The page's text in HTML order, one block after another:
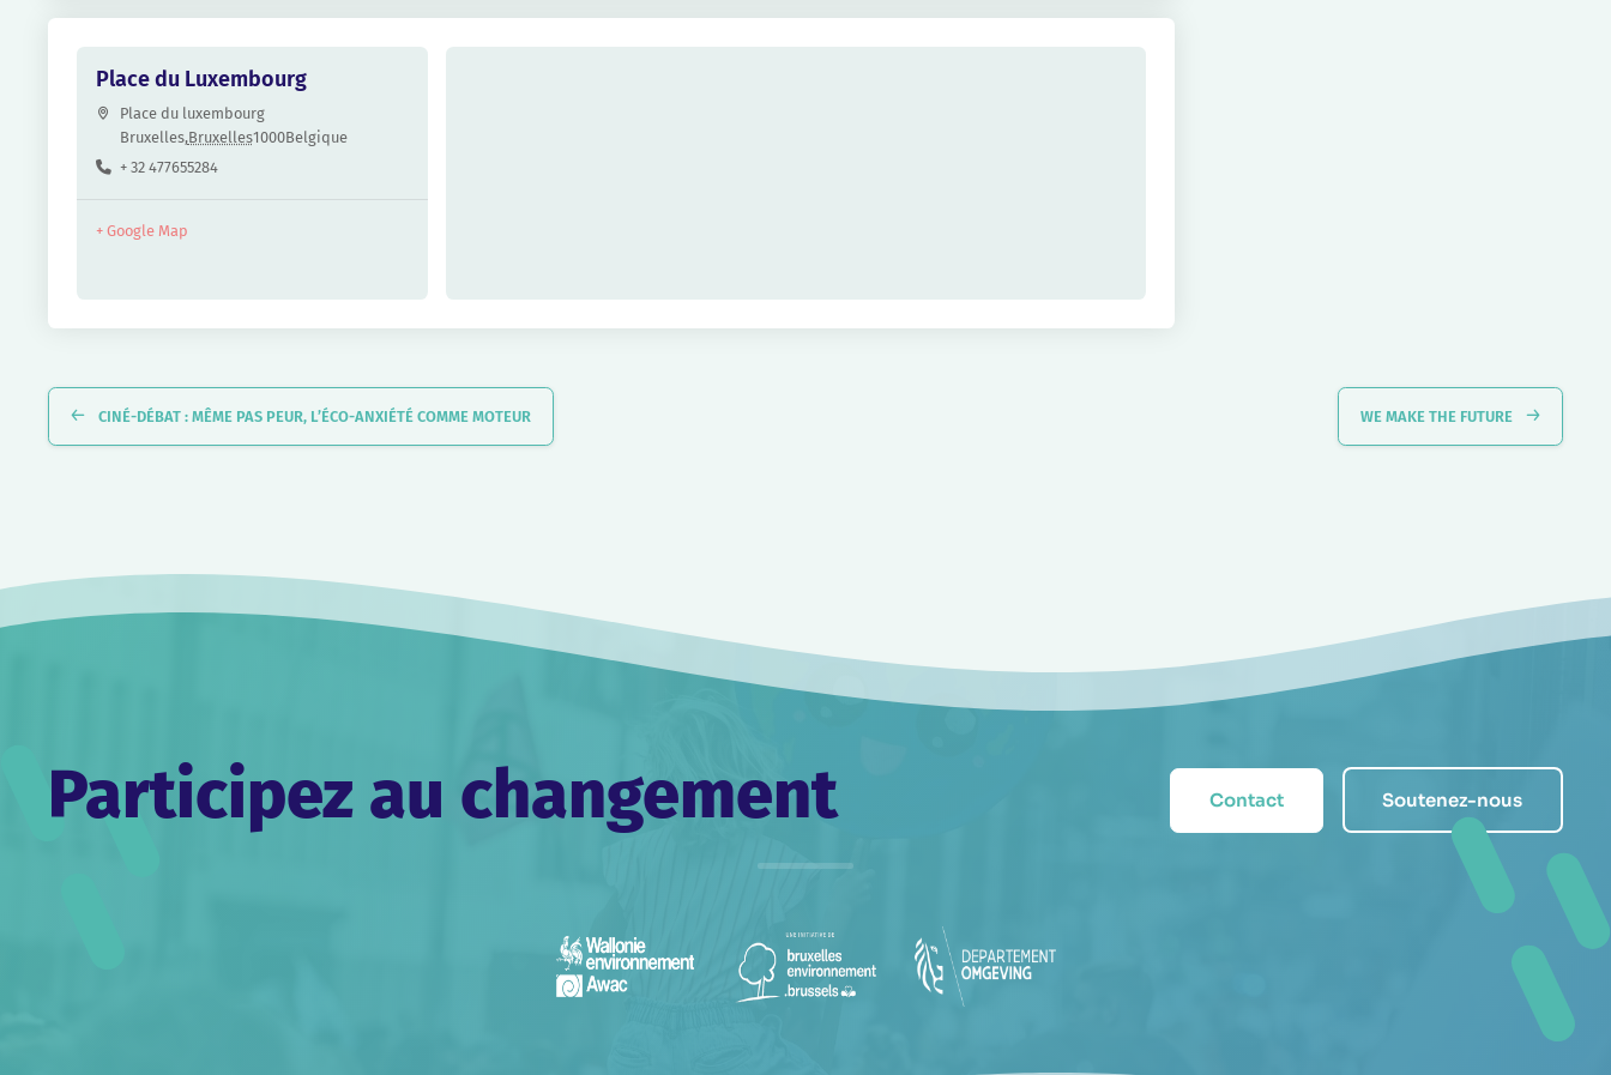
Place du Luxembourg
Place du luxembourg
Bruxelles,Bruxelles1000Belgique
+ 32 477655284
+ Google Map
Évènement
CINÉ-DÉBAT : MÊME PAS PEUR, L’ÉCO-ANXIÉTÉ COMME MOTEUR WE MAKE THE FUTURE
Participez au changement Contact Soutenez-nous